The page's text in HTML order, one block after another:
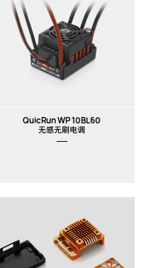
QuicRun WP 10BL60
无感无刷电调